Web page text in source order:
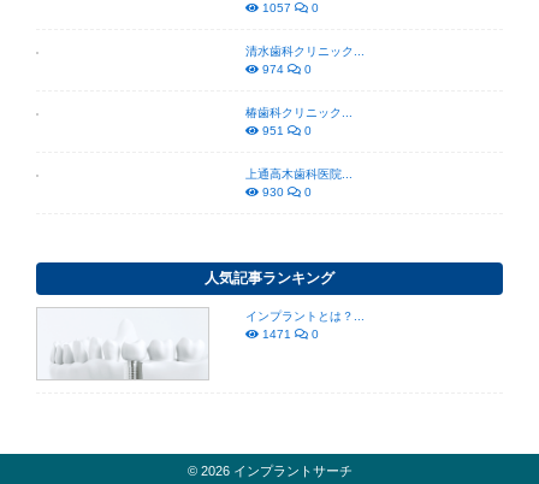
1057
0
清水歯科クリニック...
974
0
椿歯科クリニック...
951
0
上通高木歯科医院...
930
0
人気記事ランキング
インプラントとは？...
1471
0
© 2026 インプラントサーチ